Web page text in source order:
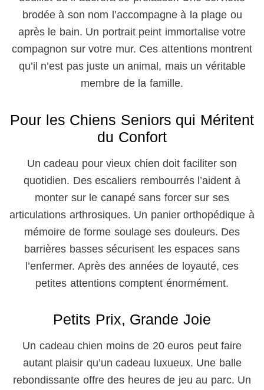
brodée à son nom l’accompagne à la plage ou
après le bain. Un portrait peint immortalise votre
compagnon sur votre mur. Ces attentions montrent
qu’il n’est pas juste un animal, mais un véritable
membre de la famille.
Pour les Chiens Seniors qui Méritent
du Confort
Un cadeau pour vieux chien doit faciliter son
quotidien. Des escaliers rembourrés l’aident à
monter sur le canapé sans forcer sur ses
articulations arthrosiques. Un panier orthopédique à
mémoire de forme soulage ses douleurs. Des
barrières basses sécurisent les espaces sans
l’enfermer. Après des années de loyauté, ces
petites attentions comptent énormément.
Petits Prix, Grande Joie
Un cadeau chien moins de 20 euros peut faire
autant plaisir qu’un cadeau luxueux. Une balle
rebondissante offre des heures de jeu au parc. Un